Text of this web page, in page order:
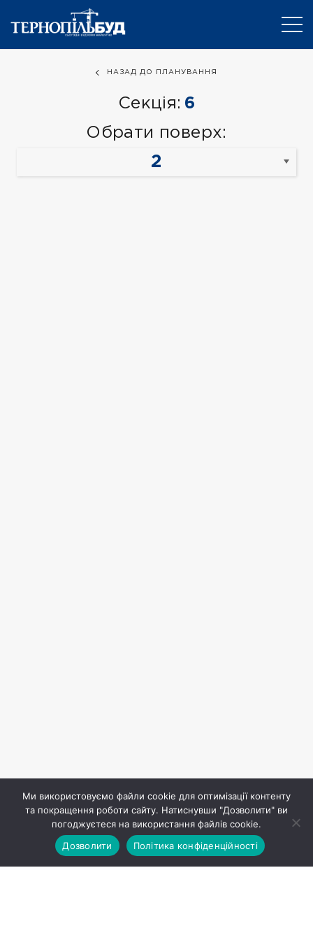
НАЗАД ДО ПЛАНУВАННЯ
Секція: 6
Обрати поверх:
Ми використовуємо файли cookie для оптимізації контенту
та покращення роботи сайту. Натиснувши "Дозволити" ви
погоджуєтеся на використання файлів cookie.
Дозволити
Політика конфіденційності